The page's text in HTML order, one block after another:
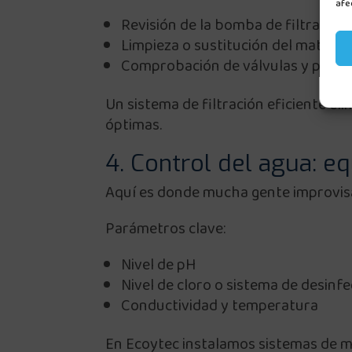
Revisión de la bomba de filtración
Limpieza o sustitución del
Comprobación de válvulas y
Un sistema de filtración eficiente
óptimas.
4. Control del agua:
Aquí es donde mucha gente
Parámetros clave:
Nivel de pH
Nivel de cloro o sistema de
Conductividad y temperatura
En Ecoytec instalamos sistemas